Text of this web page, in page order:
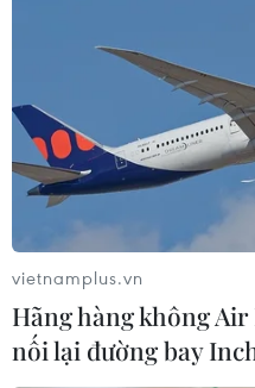
19/02/2020 23:17
Khi lưu thông trên đèo Lò
du khách Đức đã va chạm
Phạm Văn Mạnh (44 tuổi,
di chuyển hướng ngược
vietnamplus.vn
Hãng hàng không
nối lại đường bay